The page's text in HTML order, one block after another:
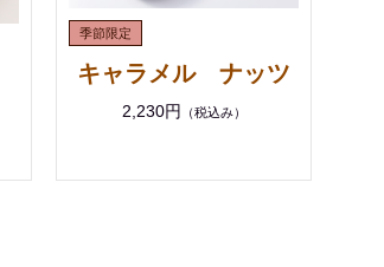
キャラメル ナッツ
2,230円 （税込み）